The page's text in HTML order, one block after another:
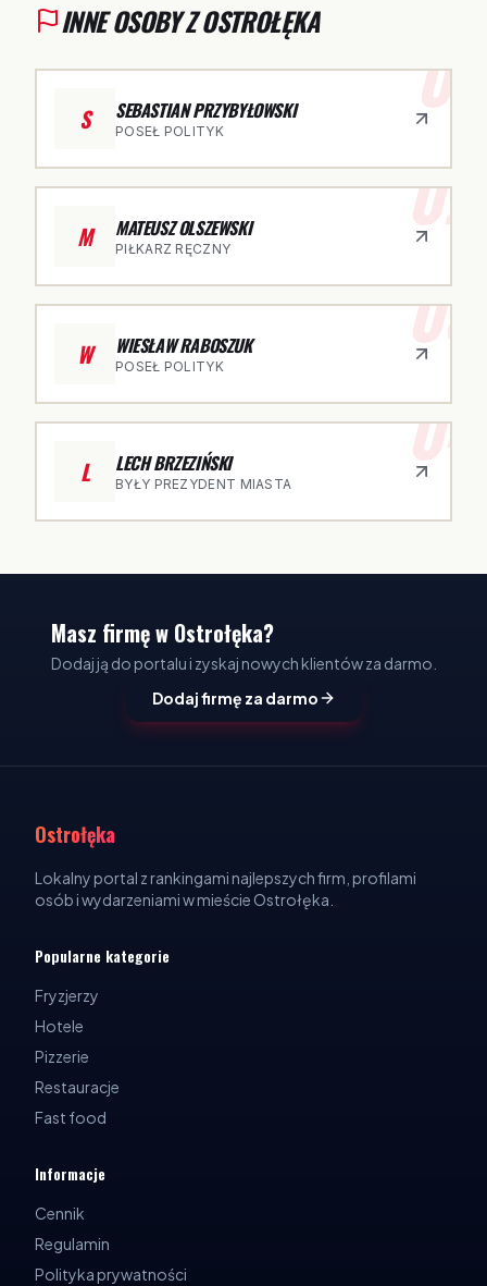
INNE OSOBY Z OSTROŁĘKA
01
S SEBASTIAN PRZYBYŁOWSKI
POSEŁ POLITYK
02
M MATEUSZ OLSZEWSKI
PIŁKARZ RĘCZNY
03
W WIESŁAW RABOSZUK
POSEŁ POLITYK
04
L LECH BRZEZIŃSKI
BYŁY PREZYDENT MIASTA
Masz firmę w Ostrołęka?
Dodaj ją do portalu i zyskaj nowych klientów za darmo.
Dodaj firmę za darmo
Ostrołęka
Lokalny portal z rankingami najlepszych firm, profilami
osób i wydarzeniami w mieście Ostrołęka.
Popularne kategorie
Fryzjerzy
Hotele
Pizzerie
Restauracje
Fast food
Informacje
Cennik
Regulamin
Polityka prywatności